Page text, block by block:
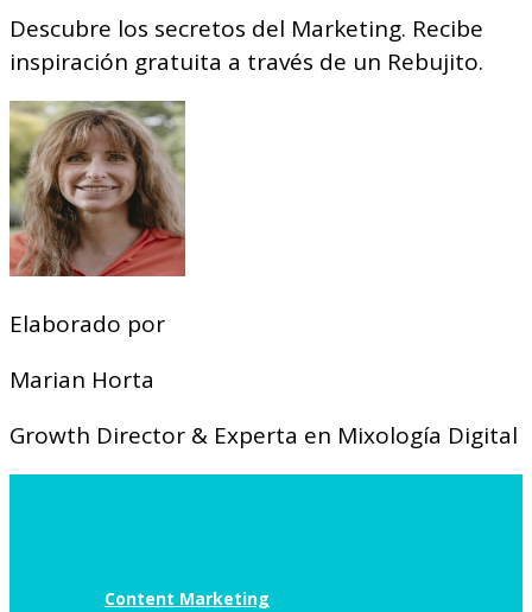
Descubre los secretos del Marketing. Recibe
inspiración gratuita a través de un Rebujito.
Elaborado por
Marian Horta
Growth Director & Experta en Mixología Digital
Content Marketing